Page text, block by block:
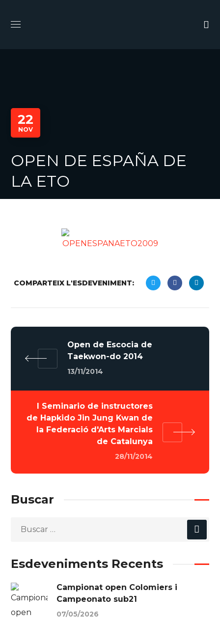
22
NOV
OPEN DE ESPAÑA DE
LA ETO
COMPARTEIX L'ESDEVENIMENT:
Open de Escocia de
Taekwon-do 2014
13/11/2014
I Seminario de instructores
de Hapkido Jin Jung Kwan de
la Federació d'Arts Marcials
de Catalunya
28/11/2014
Buscar
Esdeveniments Recents
Campionat open Colomiers i
Campeonato sub21
07/05/2026